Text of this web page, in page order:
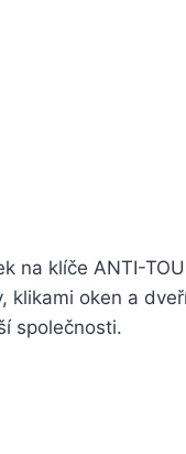
na klíče ANTI-
oken a
společnosti.